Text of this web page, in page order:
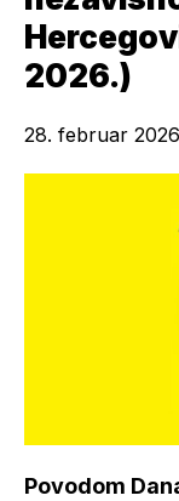
2026.)
28. februar
Povodom